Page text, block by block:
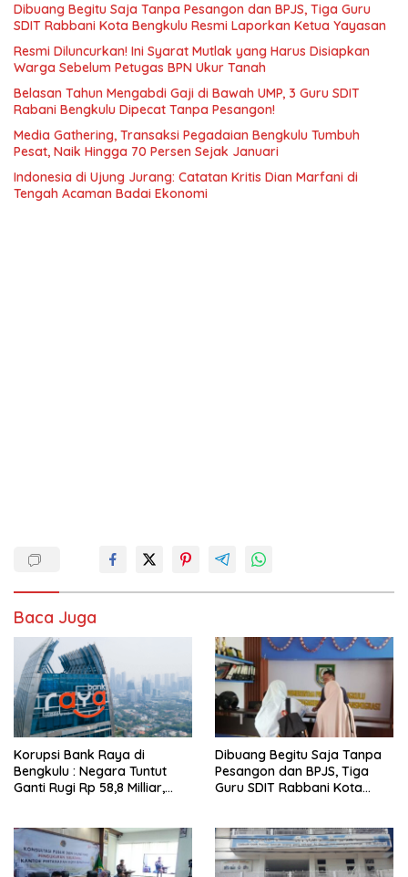
Dibuang Begitu Saja Tanpa Pesangon dan BPJS, Tiga Guru
SDIT Rabbani Kota Bengkulu Resmi Laporkan Ketua Yayasan
Resmi Diluncurkan! Ini Syarat Mutlak yang Harus Disiapkan
Warga Sebelum Petugas BPN Ukur Tanah
Belasan Tahun Mengabdi Gaji di Bawah UMP, 3 Guru SDIT
Rabani Bengkulu Dipecat Tanpa Pesangon!
Media Gathering, Transaksi Pegadaian Bengkulu Tumbuh
Pesat, Naik Hingga 70 Persen Sejak Januari
Indonesia di Ujung Jurang: Catatan Kritis Dian Marfani di
Tengah Acaman Badai Ekonomi
Baca Juga
Korupsi Bank Raya di
Bengkulu : Negara Tuntut
Ganti Rugi Rp 58,8 Milliar,
Dibuang Begitu Saja Tanpa
Pesangon dan BPJS, Tiga
Guru SDIT Rabbani Kota